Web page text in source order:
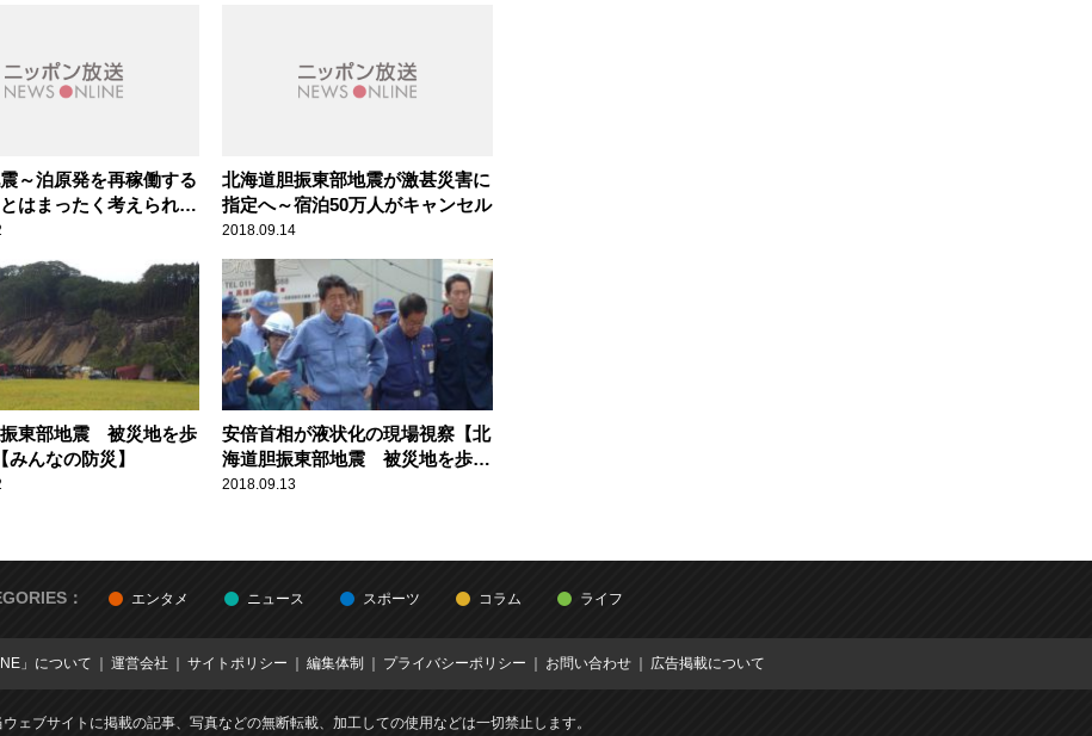
～泊原発を再稼働する
はまったく考えられな
北海道胆振東部地震が激甚災害に
指定へ～宿泊50万人がキャンセル
2018.09.14
東部地震 被災地を歩
みんなの防災】
安倍首相が液状化の現場視察【北
海道胆振東部地震 被災地を歩く
（2）】
2018.09.13
： エンタメ ニュース スポーツ コラム ライフ
」について 運営会社 サイトポリシー 編集体制 プライバシーポリシー お問い合わせ 広告掲載について
ウェブサイトに掲載の記事、写真などの無断転載、加工しての使用などは一切禁止します。